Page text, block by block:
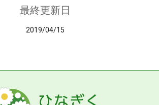
最終更新日
2019/04/15